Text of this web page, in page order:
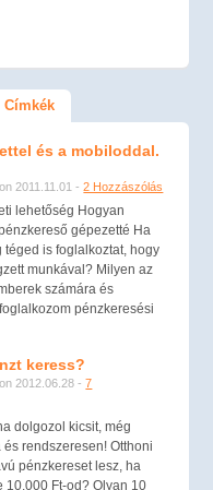
Címkék
és a mobiloddal.
on 2011.11.01 -2 Hozzászólás
lehetőség Hogyan
gépezetté Ha
is foglalkoztat, hogy
munkával? Milyen az
számára és
pénzkeresési
keress?
on 2012.06.28 -7
dolgozol kicsit, még
rendszeresen! Otthoni
pénzkereset lesz, ha
10.000 Ft-od? Olyan 10